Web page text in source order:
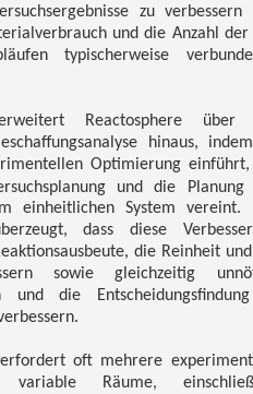
zu verbessern
und die Anzahl
typischerweise
Reactosphere über
hinaus,
Optimierung
und die Planung
einheitlichen System vereint.
dass diese
die Reinheit
sowie gleichzeitig
und die
oft mehrere
Räume,